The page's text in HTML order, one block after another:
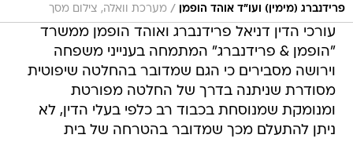
פרידנברג (מימין) ועו"ד אוהד הופמן
/ מערכת וואלה, צילום מסך
עורכי הדין דניאל פרידנברג ואוהד הופמן ממשרד
"הופמן & פרידנברג" המתמחה בענייני משפחה
וירושה מסבירים כי הגם שמדובר בהחלטה שיפוטית
מסודרת שניתנה בדרך של החלטה מפורטת
ומנומקת שמנוסחת בכבוד רב כלפי בעלי הדין, לא
ניתן להתעלם מכך שמדובר בהטרחה של בית